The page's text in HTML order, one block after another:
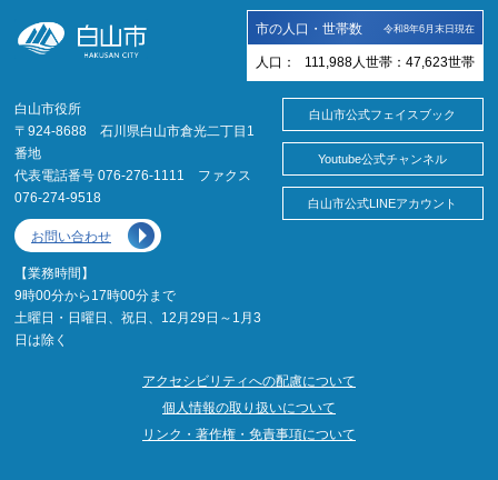
市の人口・世帯数 令和8年6月末日現在
人口： 111,988 人 世帯： 47,623世帯
白山市役所
〒924-8688 石川県白山市倉光二丁目1
番地
代表電話番号 076-276-1111 ファクス
076-274-9518
お問い合わせ
【業務時間】
9時00分から17時00分まで
土曜日・日曜日、祝日、12月29日～1月3
日は除く
白山市公式フェイスブック
Youtube公式チャンネル
白山市公式LINEアカウント
アクセシビリティへの配慮について
個人情報の取り扱いについて
リンク・著作権・免責事項について